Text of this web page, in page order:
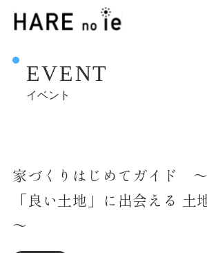
EVENT
イベント
家づくりはじめてガイド
「良い土地」に出会える 土
～